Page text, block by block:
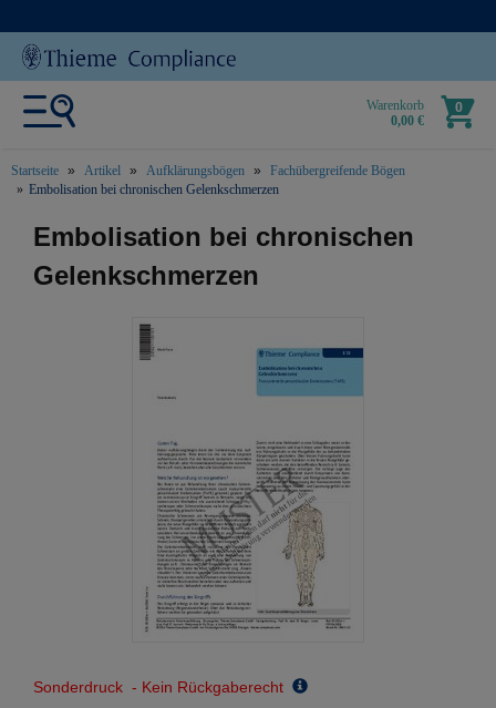
Warenkorb
0,00 €
0
Startseite Artikel Aufklärungsbögen
Fachübergreifende Bögen
Embolisation bei chronischen Gelenkschmerzen
text.skipToContent
text.skipToNavigation
Embolisation bei chronischen
Gelenkschmerzen
Sonderdruck - Kein Rückgaberecht